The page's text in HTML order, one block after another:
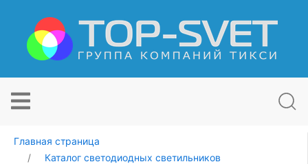
Главная страница
Каталог светодиодных светильников